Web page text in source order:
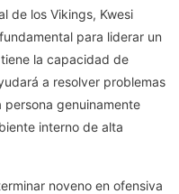
de los Vikings, Kwesi
para liderar un
la capacidad de
a resolver problemas
persona genuinamente
interno de alta
noveno en ofensiva